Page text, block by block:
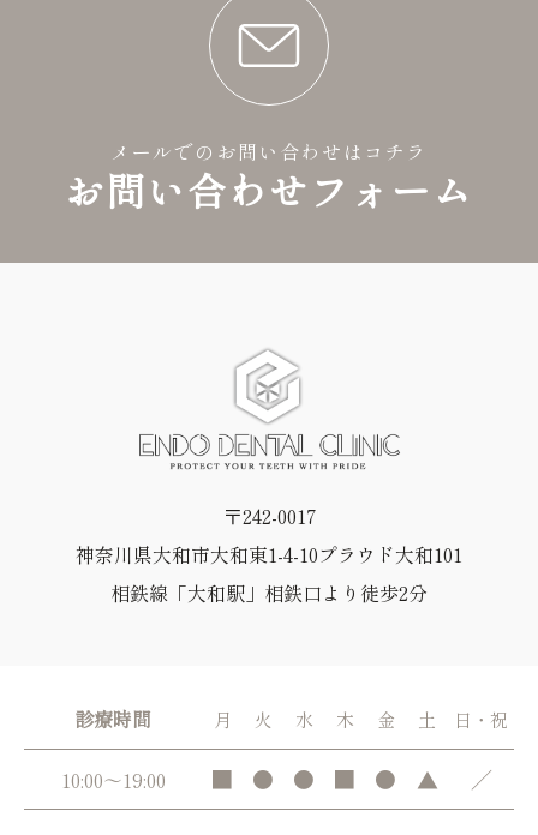
メールでのお問い合わせはコチラ
お問い合わせフォーム
〒242-0017
神奈川県大和市大和東1-4-10プラウド大和101
相鉄線「大和駅」相鉄口より徒歩2分
診療時間 月 火 水 木 金 土 日・祝
10:00～19:00 ■ ● ● ■ ● ▲ ／